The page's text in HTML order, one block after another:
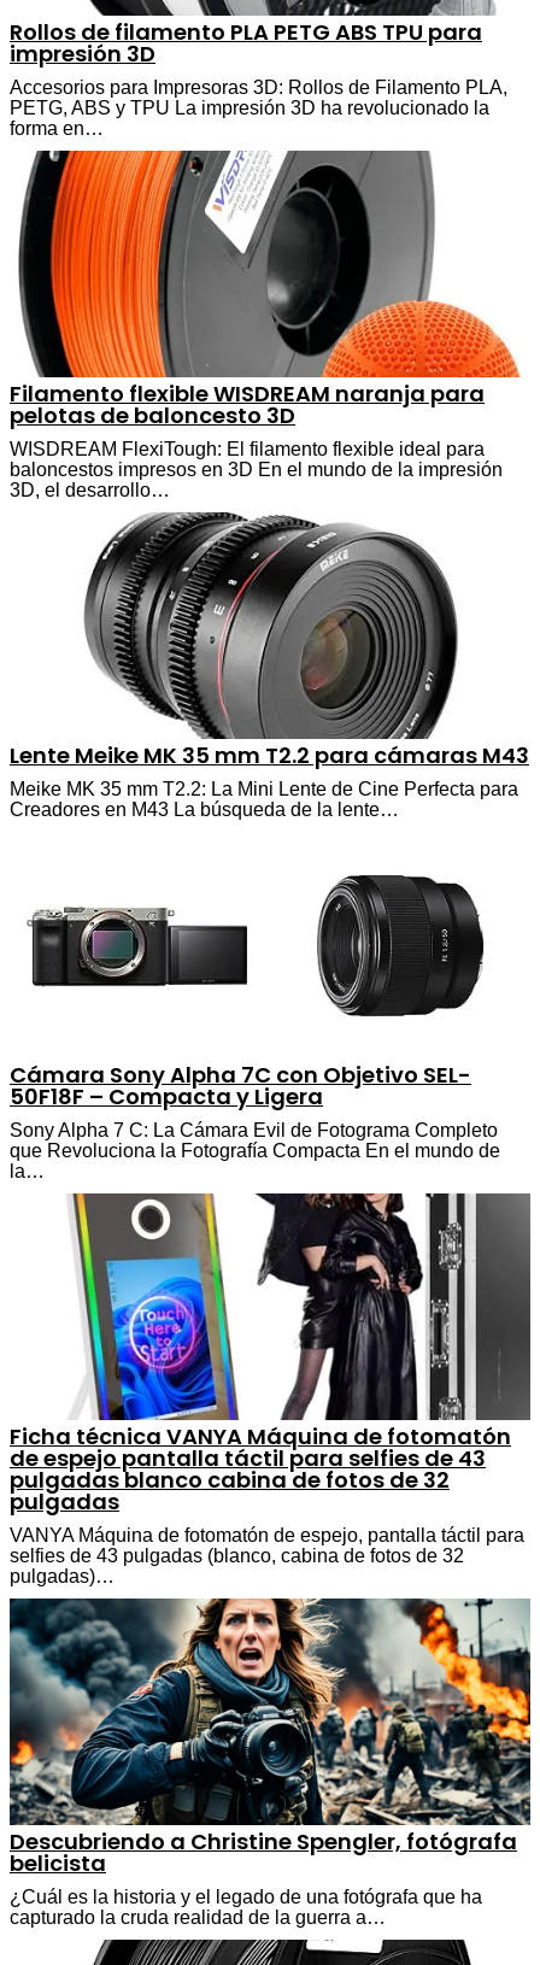
Rollos de filamento PLA PETG ABS TPU para
impresión 3D
Accesorios para Impresoras 3D: Rollos de Filamento PLA,
PETG, ABS y TPU La impresión 3D ha revolucionado la
forma en…
Filamento flexible WISDREAM naranja para
pelotas de baloncesto 3D
WISDREAM FlexiTough: El filamento flexible ideal para
baloncestos impresos en 3D En el mundo de la impresión
3D, el desarrollo…
Lente Meike MK 35 mm T2.2 para cámaras M43
Meike MK 35 mm T2.2: La Mini Lente de Cine Perfecta para
Creadores en M43 La búsqueda de la lente…
Cámara Sony Alpha 7C con Objetivo SEL-
50F18F – Compacta y Ligera
Sony Alpha 7 C: La Cámara Evil de Fotograma Completo
que Revoluciona la Fotografía Compacta En el mundo de
la…
Ficha técnica VANYA Máquina de fotomatón
de espejo pantalla táctil para selfies de 43
pulgadas blanco cabina de fotos de 32
pulgadas
VANYA Máquina de fotomatón de espejo, pantalla táctil para
selfies de 43 pulgadas (blanco, cabina de fotos de 32
pulgadas)…
Descubriendo a Christine Spengler, fotógrafa
belicista
¿Cuál es la historia y el legado de una fotógrafa que ha
capturado la cruda realidad de la guerra a…